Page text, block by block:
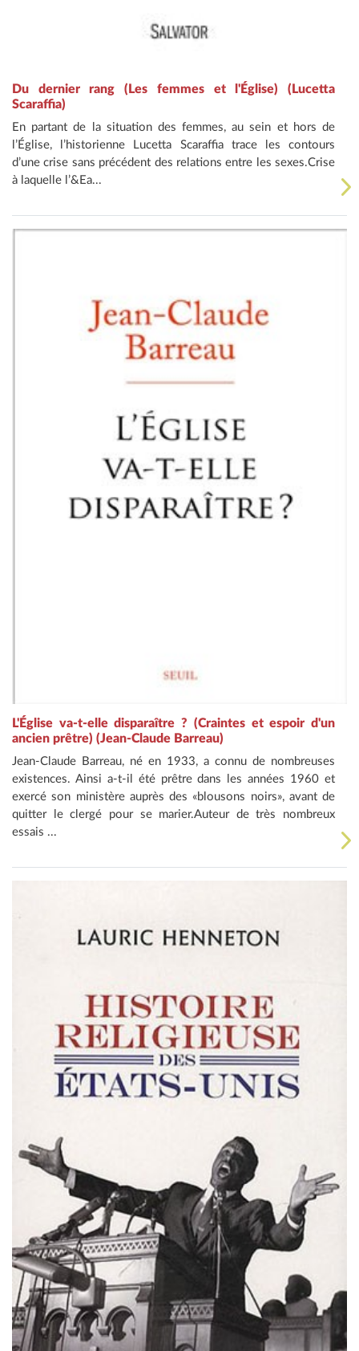
Du dernier rang (Les femmes et l'Église) (Lucetta
Scaraffia)
En partant de la situation des femmes, au sein et hors de
l’Église, l’historienne Lucetta Scaraffia trace les contours
d’une crise sans précédent des relations entre les sexes.Crise
à laquelle l’&Ea...
L'Église va-t-elle disparaître ? (Craintes et espoir d'un
ancien prêtre) (Jean-Claude Barreau)
Jean-Claude Barreau, né en 1933, a connu de nombreuses
existences. Ainsi a-t-il été prêtre dans les années 1960 et
exercé son ministère auprès des «blousons noirs», avant de
quitter le clergé pour se marier.Auteur de très nombreux
essais ...